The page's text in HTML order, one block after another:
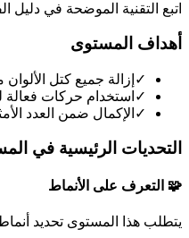
اتبع التقنية الموضحة في دليل
أهداف المستوى
✓ إزالة جميع كتل
✓ استخدام حركات فعالة
✓ الإكمال ضمن العدد
التحديات الرئيسية في
🧩 التعرف على الأنماط
يتطلب هذا المستوى تحديد